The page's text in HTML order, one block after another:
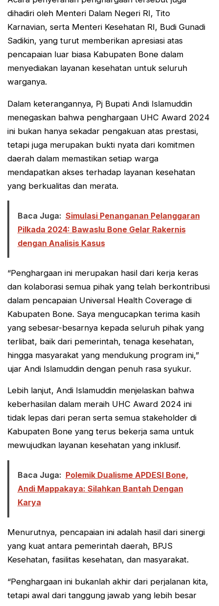
dihadiri oleh Menteri Dalam Negeri RI, Tito
Karnavian, serta Menteri Kesehatan RI, Budi Gunadi
Sadikin, yang turut memberikan apresiasi atas
pencapaian luar biasa Kabupaten Bone dalam
menyediakan layanan kesehatan untuk seluruh
warganya.
Dalam keterangannya, Pj Bupati Andi Islamuddin
menegaskan bahwa penghargaan UHC Award 2024
ini bukan hanya sekadar pengakuan atas prestasi,
tetapi juga merupakan bukti nyata dari komitmen
daerah dalam memastikan setiap warga
mendapatkan akses terhadap layanan kesehatan
yang berkualitas dan merata.
Baca Juga: Simulasi Penanganan Pelanggaran
Pilkada 2024: Bawaslu Bone Gelar Rakernis
dengan Analisis Kasus
“Penghargaan ini merupakan hasil dari kerja keras
dan kolaborasi semua pihak yang telah berkontribusi
dalam pencapaian Universal Health Coverage di
Kabupaten Bone. Saya mengucapkan terima kasih
yang sebesar-besarnya kepada seluruh pihak yang
terlibat, baik dari pemerintah, tenaga kesehatan,
hingga masyarakat yang mendukung program ini,”
ujar Andi Islamuddin dengan penuh rasa syukur.
Lebih lanjut, Andi Islamuddin menjelaskan bahwa
keberhasilan dalam meraih UHC Award 2024 ini
tidak lepas dari peran serta semua stakeholder di
Kabupaten Bone yang terus bekerja sama untuk
mewujudkan layanan kesehatan yang inklusif.
Baca Juga: Polemik Dualisme APDESI Bone,
Andi Mappakaya: Silahkan Bantah Dengan
Karya
Menurutnya, pencapaian ini adalah hasil dari sinergi
yang kuat antara pemerintah daerah, BPJS
Kesehatan, fasilitas kesehatan, dan masyarakat.
“Penghargaan ini bukanlah akhir dari perjalanan kita,
tetapi awal dari tanggung jawab yang lebih besar